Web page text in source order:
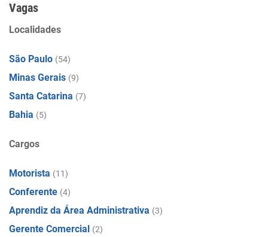
Vagas
Localidades
São Paulo (54)
Minas Gerais (9)
Santa Catarina (7)
Bahia (5)
Cargos
Motorista (11)
Conferente (4)
Aprendiz da Área Administrativa (3)
Gerente Comercial (2)